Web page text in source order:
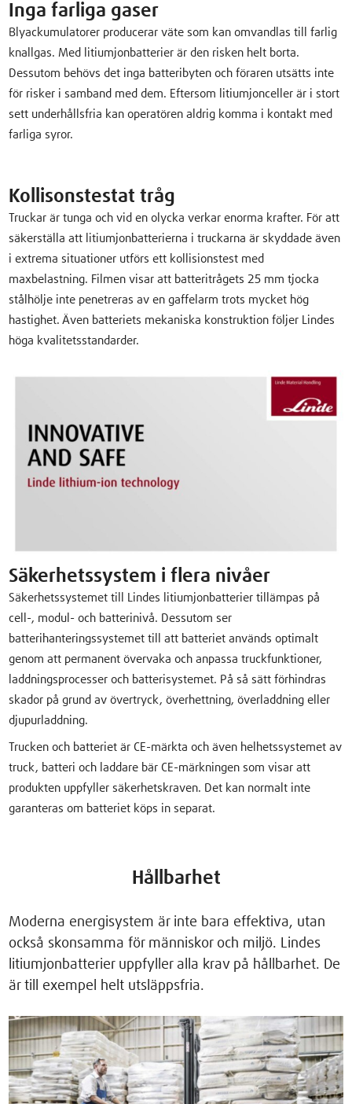
Inga farliga gaser
Blyackumulatorer producerar väte som kan omvandlas till farlig
knallgas. Med litiumjonbatterier är den risken helt borta.
Dessutom behövs det inga batteribyten och föraren utsätts inte
för risker i samband med dem. Eftersom litiumjonceller är i stort
sett underhållsfria kan operatören aldrig komma i kontakt med
farliga syror.
Kollisonstestat tråg
Truckar är tunga och vid en olycka verkar enorma krafter. För att
säkerställa att litiumjonbatterierna i truckarna är skyddade även
i extrema situationer utförs ett kollisionstest med
maxbelastning. Filmen visar att batteritrågets 25 mm tjocka
stålhölje inte penetreras av en gaffelarm trots mycket hög
hastighet. Även batteriets mekaniska konstruktion följer Lindes
höga kvalitetsstandarder.
Säkerhetssystem i flera nivåer
Säkerhetssystemet till Lindes litiumjonbatterier tillämpas på
cell-, modul- och batterinivå. Dessutom ser
batterihanteringssystemet till att batteriet används optimalt
genom att permanent övervaka och anpassa truckfunktioner,
laddningsprocesser och batterisystemet. På så sätt förhindras
skador på grund av övertryck, överhettning, överladdning eller
djupurladdning.
Trucken och batteriet är CE-märkta och även helhetssystemet av
truck, batteri och laddare bär CE-märkningen som visar att
produkten uppfyller säkerhetskraven. Det kan normalt inte
garanteras om batteriet köps in separat.
Hållbarhet
Moderna energisystem är inte bara effektiva, utan
också skonsamma för människor och miljö. Lindes
litiumjonbatterier uppfyller alla krav på hållbarhet. De
är till exempel helt utsläppsfria.